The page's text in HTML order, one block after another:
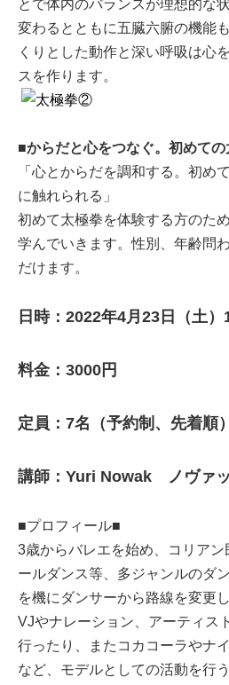
とで体内のバランスが理想的な
変わるとともに五臓六腑の機能
くりとした動作と深い呼吸は心
スを作ります。
■からだと心をつなぐ。初めての
「心とからだを調和する。初め
に触れられる」
初めて太極拳を体験する方のた
学んでいきます。性別、年齢問
だけます。
日時：2022年4月23日（土
料金：3000円
定員：7名（予約制、先着順）
講師：Yuri Nowak ノヴァ
■プロフィール■
3歳からバレエを始め、コリア
ールダンス等、多ジャンルのダ
を機にダンサーから路線を変更
VJやナレーション、アーティス
行ったり、またコカコーラやナ
など、モデルとしての活動を行